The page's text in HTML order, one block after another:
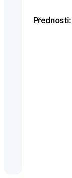
Přednosti: